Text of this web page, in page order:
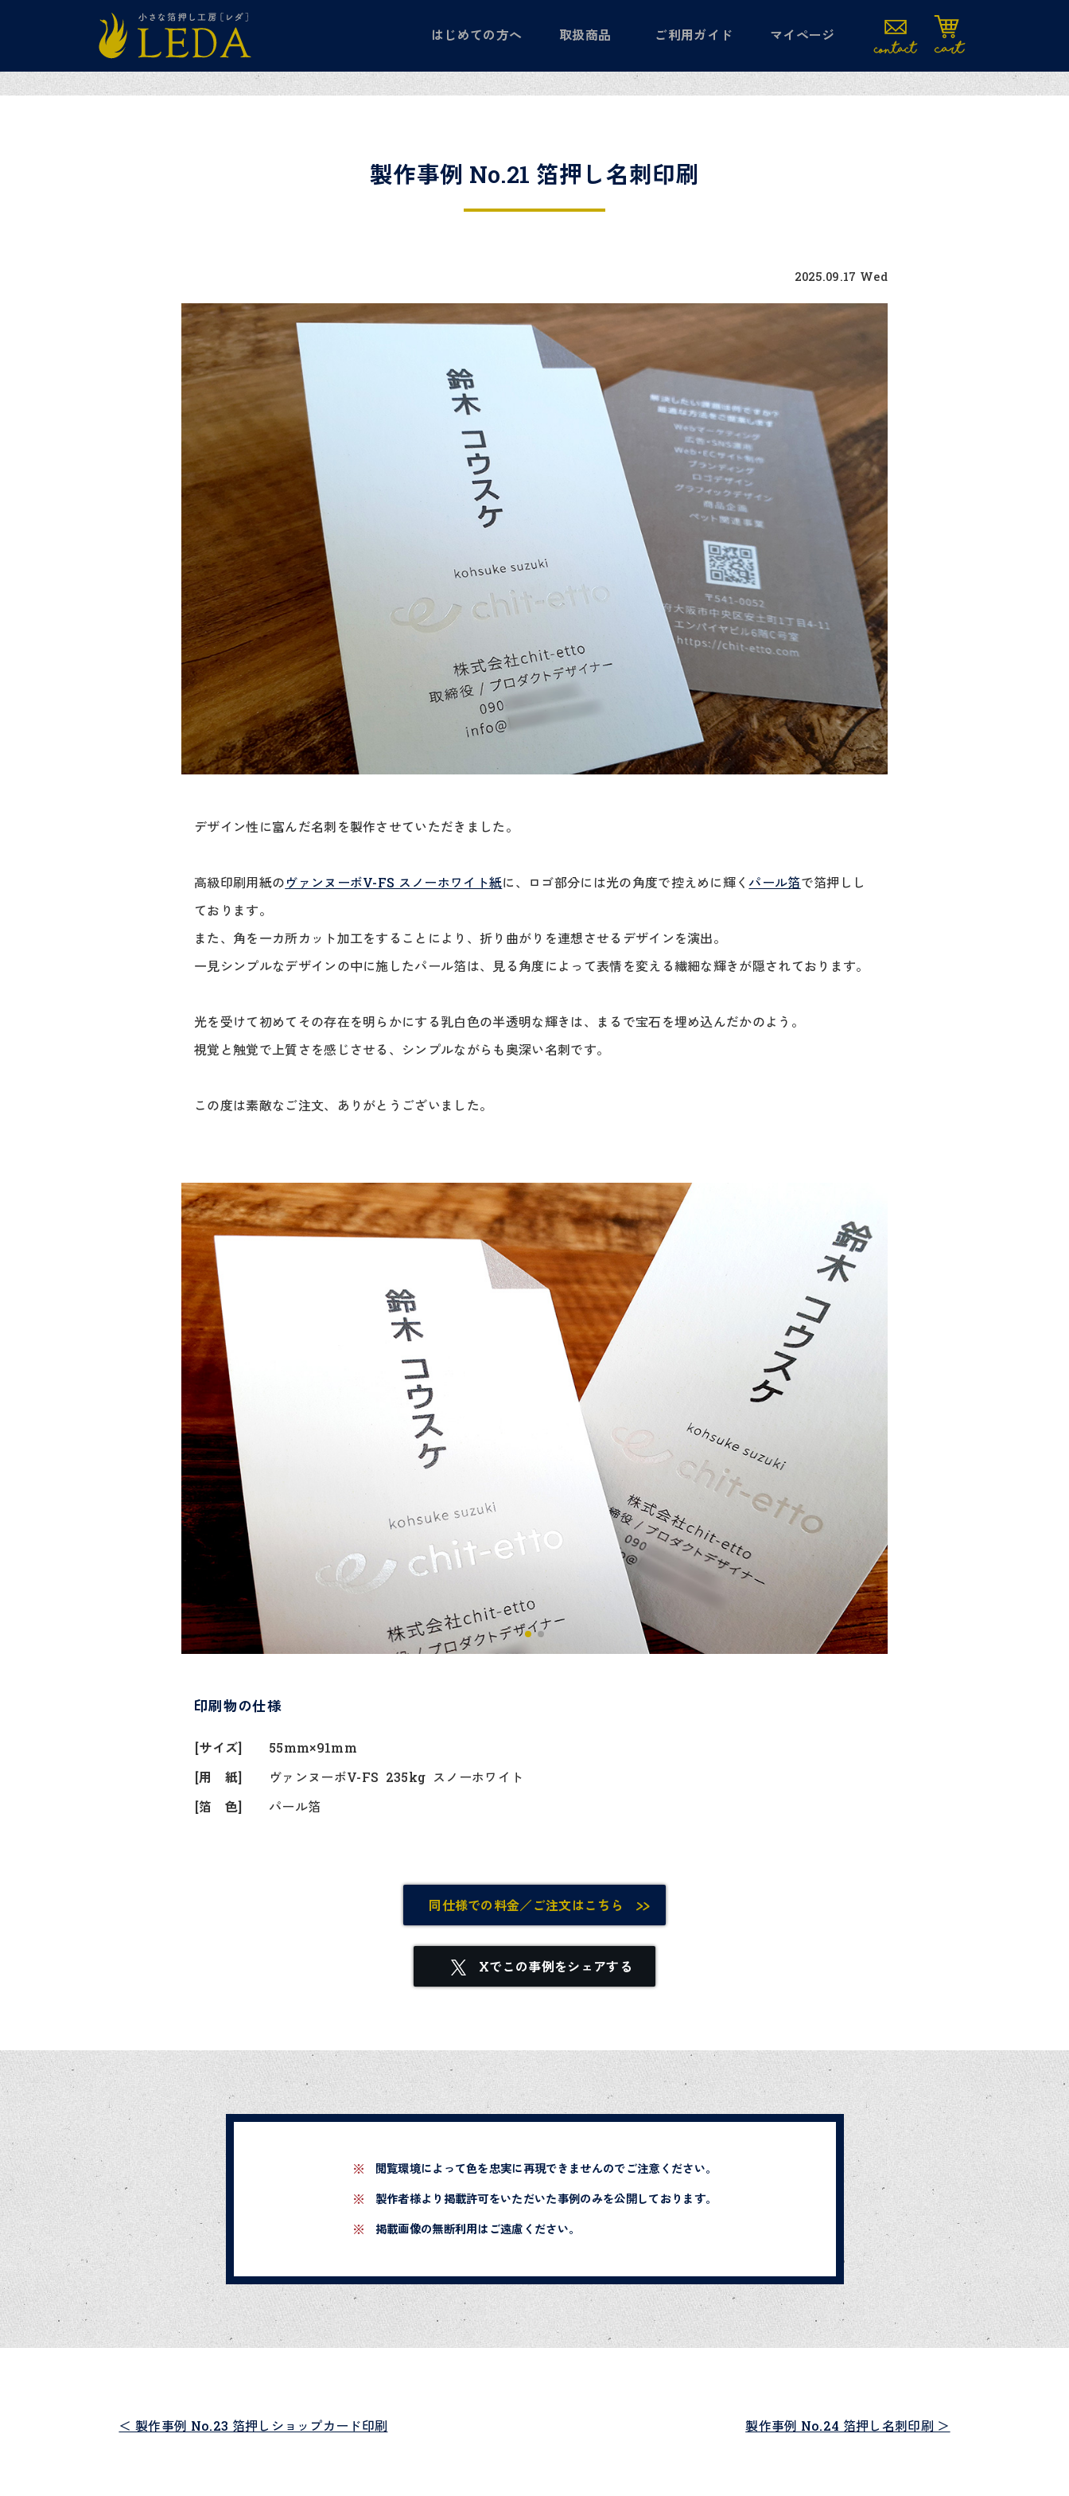
はじめての方へ 取扱商品 ご利用ガイド マイページ
製作事例 No.21 箔押し名刺印刷
2025.09.17 Wed
デザイン性に富んだ名刺を製作させていただきました。
高級印刷用紙のヴァンヌーボV-FS スノーホワイト紙に、ロゴ部分には光の角度で控えめに輝く パール箔で箔押しし
ております。
また、角を一カ所カット加工をすることにより、折り曲がりを連想させるデザインを演出。
一見シンプルなデザインの中に施したパール箔は、見る角度によって表情を変える繊細な輝きが隠されております。
光を受けて初めてその存在を明らかにする乳白色の半透明な輝きは、まるで宝石を埋め込んだかのよう。
視覚と触覚で上質さを感じさせる、シンプルながらも奥深い名刺です。
この度は素敵なご注文、ありがとうございました。
印刷物の仕様
[サイズ]
55mm×91mm
[用 紙]
ヴァンヌーボV-FS 235kg スノーホワイト
[箔 色]
パール箔
同仕様での料金／ご注文はこちら
Xでこの事例をシェアする
閲覧環境によって色を忠実に再現できませんのでご注意ください。
製作者様より掲載許可をいただいた事例のみを公開しております。
掲載画像の無断利用はご遠慮ください。
＜ 製作事例 No.23 箔押しショップカード印刷 製作事例 No.24 箔押し名刺印刷 ＞